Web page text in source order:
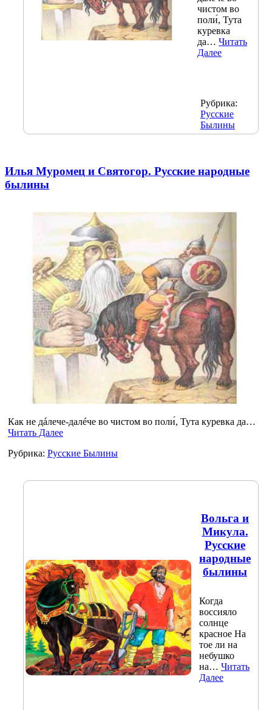
чистом во
поли́, Тута
куревка
да… Читать
Далее
Рубрика:
Русские
Былины
Илья Муромец и Святогор. Русские народные
былины
Как не дáлече-далéче во чистом во поли́, Тута куревка да…
Читать Далее
Рубрика: Русские Былины
Вольга и
Микула.
Русские
народные
былины
Когда
воссияло
солнце
красное На
тое ли на
небушко
на… Читать
Далее